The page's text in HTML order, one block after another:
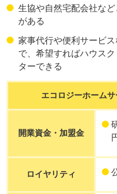
生協や自然宅配会社な
がある
家事代行や便利サービ
で、希望すればハウス
ターできる
エコロジーホーム
開業資金・加盟金
ロイヤリティ